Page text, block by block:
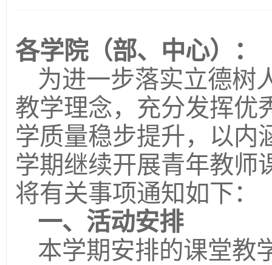
各学院（部、 中心）：
为进一步落实立德树
教学理念，充分发挥优
学质量稳步提升，以内
学期继续开展青年教师
将有关事项通知如下：
一、活动安排
本学期安排的课堂教